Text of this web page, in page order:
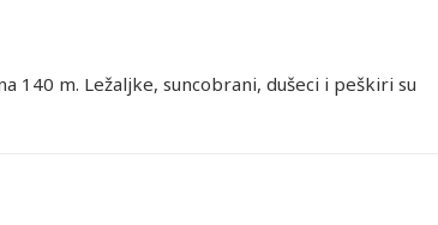
140 m. Ležaljke, suncobrani, dušeci i peškiri su